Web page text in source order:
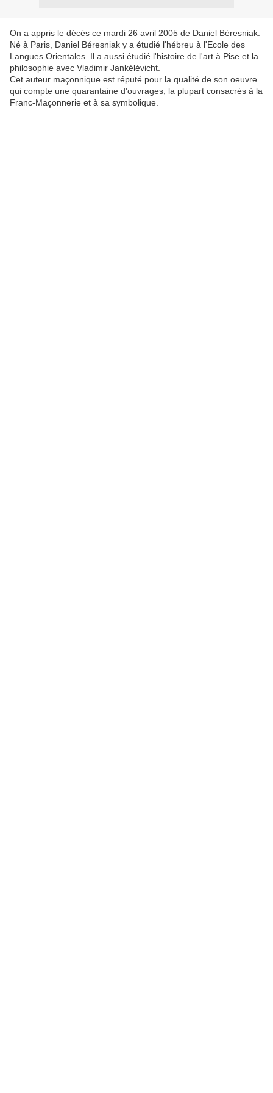
On a appris le décès ce mardi 26 avril 2005 de Daniel Béresniak.
Né à Paris, Daniel Béresniak y a étudié l'hébreu à l'Ecole des
Langues Orientales. Il a aussi étudié l'histoire de l'art à Pise et la
philosophie avec Vladimir Jankélévicht.
Cet auteur maçonnique est réputé pour la qualité de son oeuvre
qui compte une quarantaine d'ouvrages, la plupart consacrés à la
Franc-Maçonnerie et à sa symbolique.